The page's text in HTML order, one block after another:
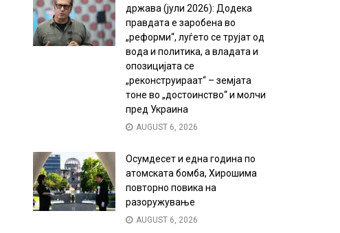
држава (јули 2026): Додека
правдата е заробена во
„реформи“, луѓето се трујат од
вода и политика, а владата и
опозицијата се
„реконструираат“ – земјата
тоне во „достоинство“ и молчи
пред Украина
AUGUST 6, 2026
Осумдесет и една година по
атомската бомба, Хирошима
повторно повика на
разоружување
AUGUST 6, 2026